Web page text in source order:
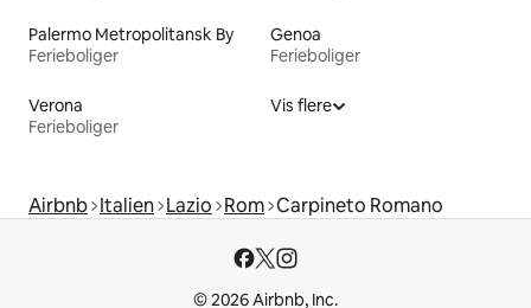
Palermo Metropolitansk By
Ferieboliger
Genoa
Ferieboliger
Verona
Ferieboliger
Vis flere
Airbnb Italien Lazio Rom Carpineto Romano
© 2026 Airbnb, Inc.